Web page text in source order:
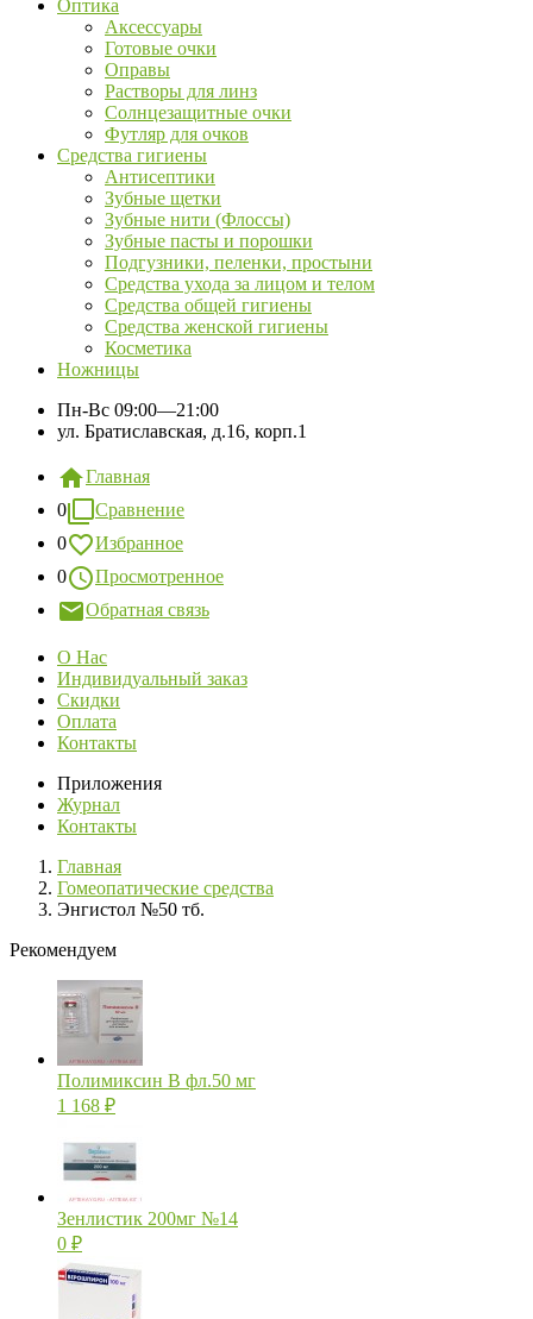
Оптика
Аксессуары
Готовые очки
Оправы
Растворы для линз
Солнцезащитные очки
Футляр для очков
Средства гигиены
Антисептики
Зубные щетки
Зубные нити (Флоссы)
Зубные пасты и порошки
Подгузники, пеленки, простыни
Средства ухода за лицом и телом
Средства общей гигиены
Средства женской гигиены
Косметика
Ножницы
Пн-Вс 09:00—21:00
ул. Братиславская, д.16, корп.1
Главная
0
Сравнение
0
Избранное
0
Просмотренное
Обратная связь
О Нас
Индивидуальный заказ
Скидки
Оплата
Контакты
Приложения
Журнал
Контакты
Главная
Гомеопатические средства
Энгистол №50 тб.
Рекомендуем
Полимиксин В фл.50 мг
1 168 ₽
Зенлистик 200мг №14
0 ₽